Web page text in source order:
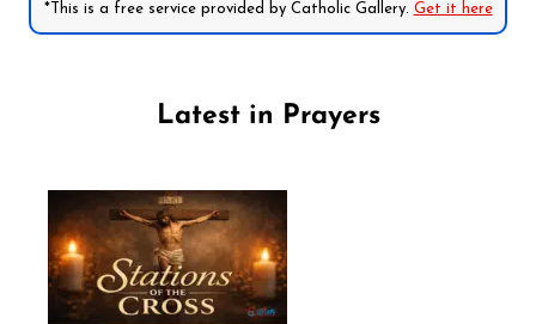
*This is a free service provided by Catholic Gallery. Get it here
Latest in Prayers